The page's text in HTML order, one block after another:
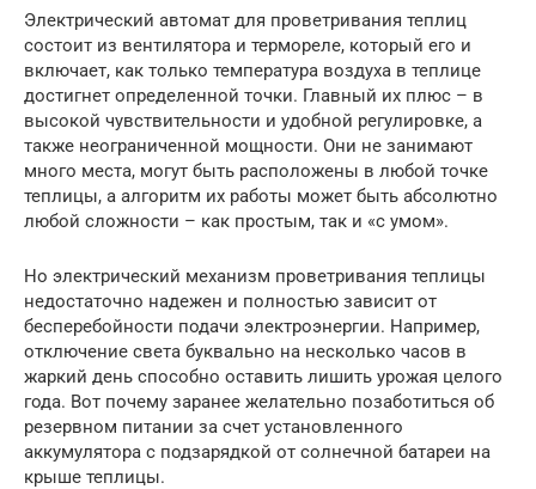
Электрический автомат для проветривания теплиц
состоит из вентилятора и термореле, который его и
включает, как только температура воздуха в теплице
достигнет определенной точки. Главный их плюс – в
высокой чувствительности и удобной регулировке, а
также неограниченной мощности. Они не занимают
много места, могут быть расположены в любой точке
теплицы, а алгоритм их работы может быть абсолютно
любой сложности – как простым, так и «с умом».
Но электрический механизм проветривания теплицы
недостаточно надежен и полностью зависит от
бесперебойности подачи электроэнергии. Например,
отключение света буквально на несколько часов в
жаркий день способно оставить лишить урожая целого
года. Вот почему заранее желательно позаботиться об
резервном питании за счет установленного
аккумулятора с подзарядкой от солнечной батареи на
крыше теплицы.